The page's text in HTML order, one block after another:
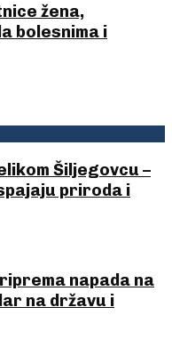
žena,
bolesnima i
Šiljegovcu –
priroda i
napada na
na državu i